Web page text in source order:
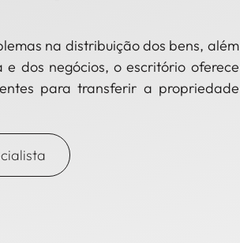
na distribuição dos bens, além
dos negócios, o escritório oferece
para transferir a propriedade